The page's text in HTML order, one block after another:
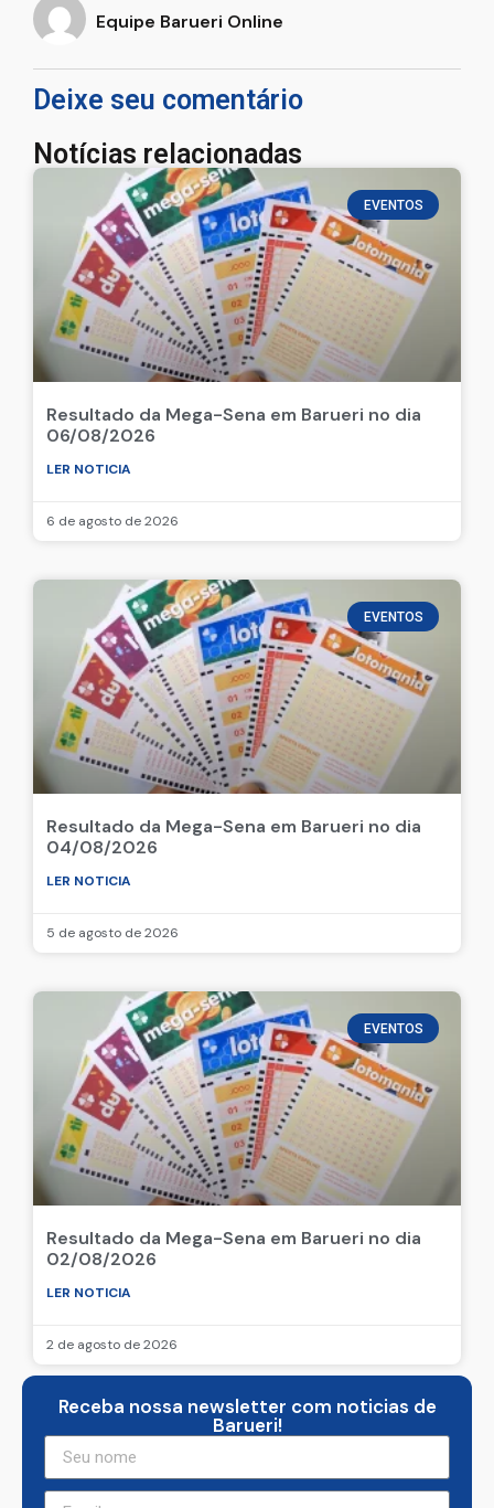
Equipe Barueri Online
Deixe seu comentário
Notícias relacionadas
EVENTOS
Resultado da Mega-Sena em Barueri no dia
06/08/2026
LER NOTICIA
6 de agosto de 2026
EVENTOS
Resultado da Mega-Sena em Barueri no dia
04/08/2026
LER NOTICIA
5 de agosto de 2026
EVENTOS
Resultado da Mega-Sena em Barueri no dia
02/08/2026
LER NOTICIA
2 de agosto de 2026
Receba nossa newsletter com noticias de
Barueri!